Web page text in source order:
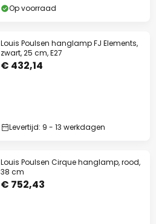
Op voorraad
Louis Poulsen hanglamp FJ Elements,
zwart, 25 cm, E27
€ 432,14
Levertijd: 9 - 13 werkdagen
Louis Poulsen Cirque hanglamp, rood,
38 cm
€ 752,43